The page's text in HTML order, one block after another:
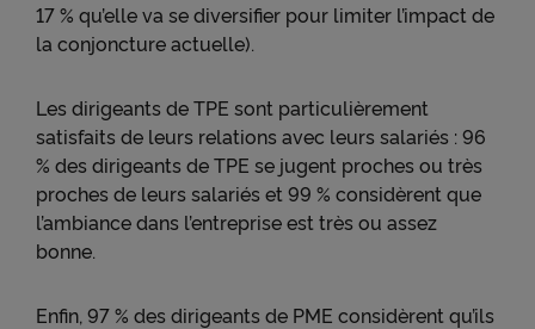
17 % qu’elle va se diversifier pour limiter l’impact de
la conjoncture actuelle).
Les dirigeants de TPE sont particulièrement
satisfaits de leurs relations avec leurs salariés : 96
% des dirigeants de TPE se jugent proches ou très
proches de leurs salariés et 99 % considèrent que
l’ambiance dans l’entreprise est très ou assez
bonne.
Enfin, 97 % des dirigeants de PME considèrent qu’ils